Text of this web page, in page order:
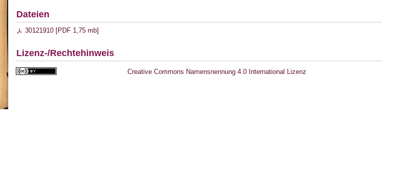
Dateien
30121910 [PDF 1,75 mb]
Lizenz-/Rechtehinweis
Creative Commons Namensnennung 4.0 International Lizenz